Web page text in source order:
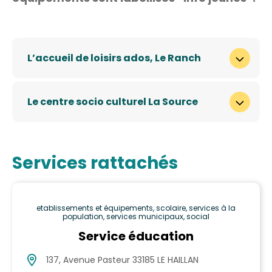
L’accueil de loisirs ados, Le Ranch
Le centre socio culturel La Source
Services rattachés
etablissements et équipements, scolaire, services à la
population, services municipaux, social
Service éducation
137, Avenue Pasteur 33185 LE HAILLAN